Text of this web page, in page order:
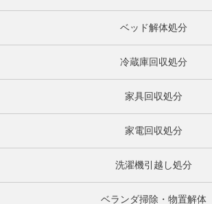
ベッド解体処分
冷蔵庫回収処分
家具回収処分
家電回収処分
洗濯機引越し処分
ベランダ掃除・物置解体